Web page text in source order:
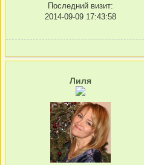
Последний визит:
2014-09-09 17:43:58
Лиля